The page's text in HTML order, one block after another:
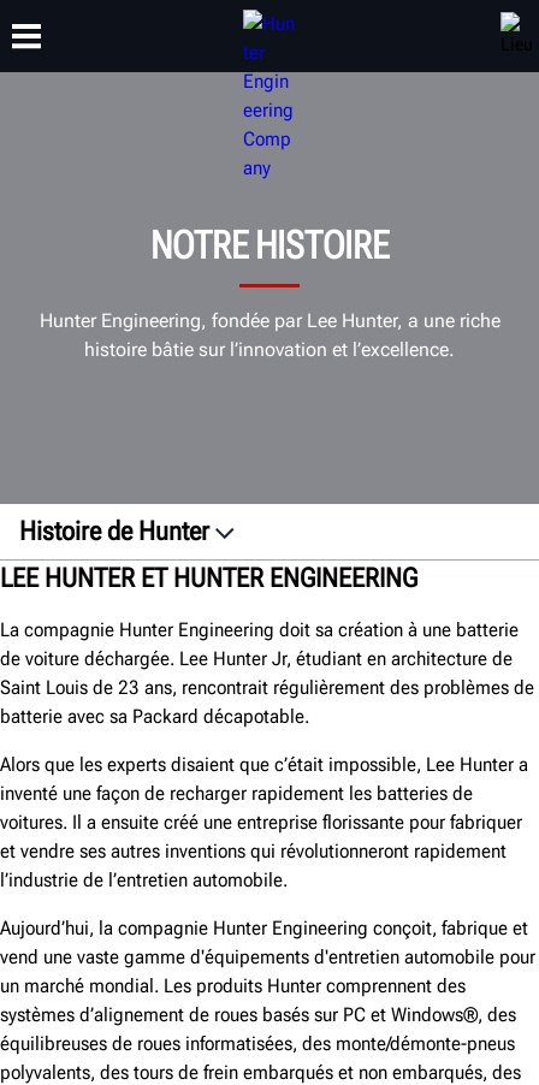
FORMATION
NOTRE HISTOIRE
Hunter Engineering, fondée par Lee Hunter, a une riche
histoire bâtie sur l’innovation et l’excellence.
Histoire de Hunter
Années 1930
Années 1950
Années 1960
Années 80
Années 90
Années 2000
Années 2020
LEE HUNTER ET HUNTER ENGINEERING
La compagnie Hunter Engineering doit sa création à une batterie
de voiture déchargée. Lee Hunter Jr, étudiant en architecture de
Saint Louis de 23 ans, rencontrait régulièrement des problèmes de
batterie avec sa Packard décapotable.
Alors que les experts disaient que c’était impossible, Lee Hunter a
inventé une façon de recharger rapidement les batteries de
voitures. Il a ensuite créé une entreprise florissante pour fabriquer
et vendre ses autres inventions qui révolutionneront rapidement
l’industrie de l’entretien automobile.
Aujourd’hui, la compagnie Hunter Engineering conçoit, fabrique et
vend une vaste gamme d'équipements d'entretien automobile pour
un marché mondial. Les produits Hunter comprennent des
systèmes d’alignement de roues basés sur PC et Windows®, des
équilibreuses de roues informatisées, des monte/démonte-pneus
polyvalents, des tours de frein embarqués et non embarqués, des